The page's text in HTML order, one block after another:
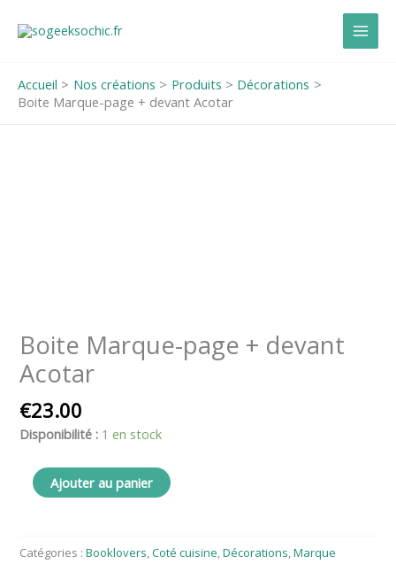
Accueil
Nos créations Produits
Décorations
Boite Marque-page + devant Acotar
Boite Marque-page + devant
Acotar
€23.00
Disponibilité : 1 en stock
Acotar
Ajouter au panier
Catégories :Booklovers,Coté cuisine,Décorations,Marque